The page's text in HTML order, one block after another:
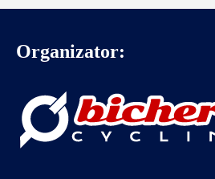
Organizator: